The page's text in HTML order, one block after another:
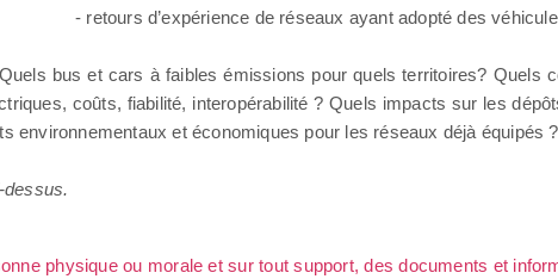
- retours d’expérience de réseaux ayant adopté des
bus et cars à faibles émissions pour quels territoires? Quels
coûts, fiabilité, interopérabilité ? Quels impacts sur les
environnementaux et économiques pour les réseaux déjà équipés ?
physique ou morale et sur tout support, des documents et